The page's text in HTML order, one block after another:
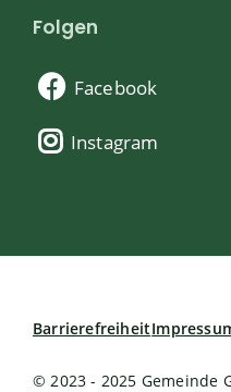
Folgen
Facebook
Instagram
Barrierefreiheit
© 2023 - 2025 Gemeinde